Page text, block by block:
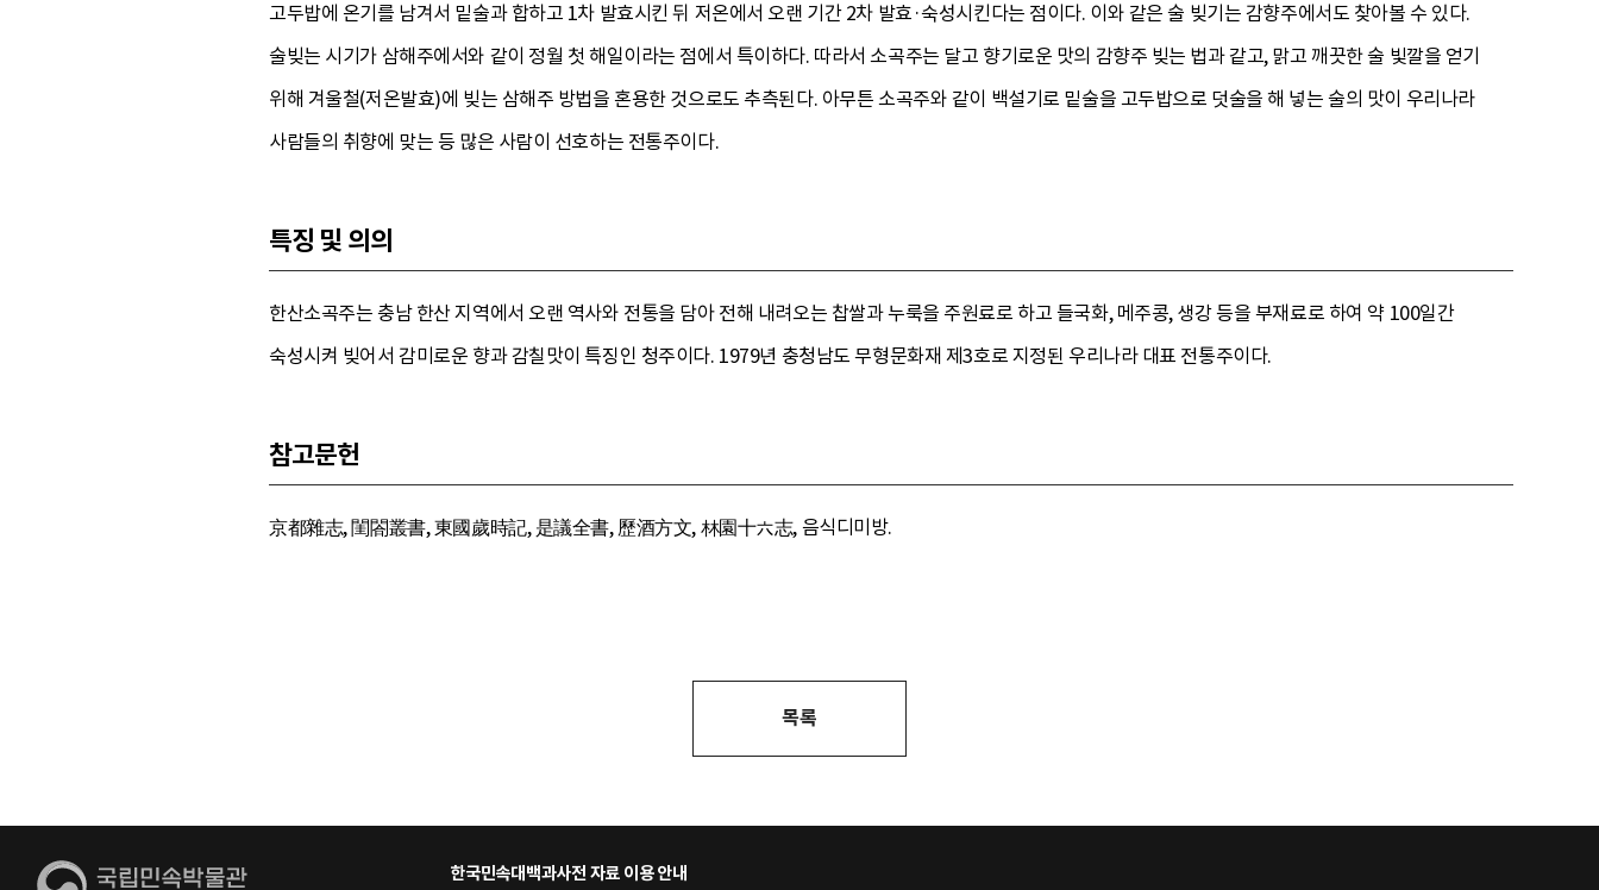
고두밥에 온기를 남겨서 밑술과 합하고 1차 발효시킨 뒤 저온에서 오랜 기간 2차 발효·숙성시킨다는 점이다. 이와 같은 술 빚기는 감향주에서도 찾아볼 수 있다.
술빚는 시기가 삼해주에서와 같이 정월 첫 해일이라는 점에서 특이하다. 따라서 소곡주는 달고 향기로운 맛의 감향주 빚는 법과 같고, 맑고 깨끗한 술 빛깔을 얻기
위해 겨울철(저온발효)에 빚는 삼해주 방법을 혼용한 것으로도 추측된다. 아무튼 소곡주와 같이 백설기로 밑술을 고두밥으로 덧술을 해 넣는 술의 맛이 우리나라
사람들의 취향에 맞는 등 많은 사람이 선호하는 전통주이다.
특징 및 의의
한산소곡주는 충남 한산 지역에서 오랜 역사와 전통을 담아 전해 내려오는 찹쌀과 누룩을 주원료로 하고 들국화, 메주콩, 생강 등을 부재료로 하여 약 100일간
숙성시켜 빚어서 감미로운 향과 감칠맛이 특징인 청주이다. 1979년 충청남도 무형문화재 제3호로 지정된 우리나라 대표 전통주이다.
참고문헌
京都雜志, 閨閤叢書, 東國歲時記, 是議全書, 歷酒方文, 林園十六志, 음식디미방.
목록
한국민속대백과사전 자료 이용 안내